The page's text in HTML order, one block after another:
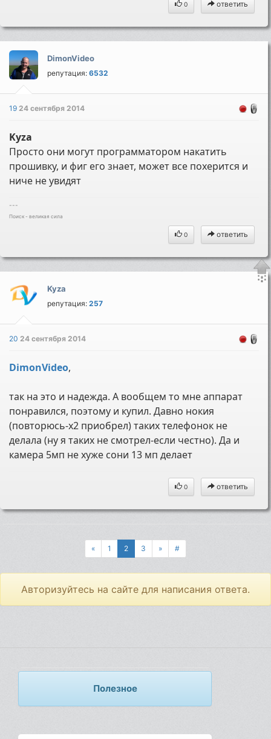
0 ответить
DimonVideo
репутация:6532
1924 сентября 2014
Kyza
Просто они могут программатором накатить
прошивку, и фиг его знает, может все похерится и
ниче не увидят
---
Поиск - великая сила
0 ответить
Kyza
репутация:257
2024 сентября 2014
DimonVideo,
так на это и надежда. А вообщем то мне аппарат
понравился, поэтому и купил. Давно нокия
(повторюсь-х2 приобрел) таких телефонок не
делала (ну я таких не смотрел-если честно). Да и
камера 5мп не хуже сони 13 мп делает
0 ответить
« 1 2 3 » #
Авторизуйтесь на сайте для написания ответа.
Полезное